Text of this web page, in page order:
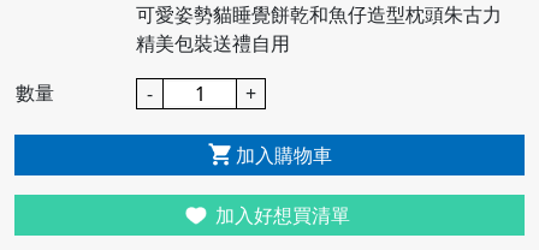
可愛姿勢貓睡覺餅乾和魚仔造型枕頭朱古力
精美包裝送禮自用
數量
- +
加入購物車
加入好想買清單